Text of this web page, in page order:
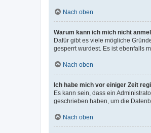
Nach oben
Warum kann ich mich nicht
Dafür gibt es viele mögliche
gesperrt wurdest. Es ist ebenfalls
Nach oben
Ich habe mich vor einiger Zeit
Es kann sein, dass ein
geschrieben haben, um die
Nach oben